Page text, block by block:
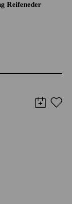
van
Reifeneder